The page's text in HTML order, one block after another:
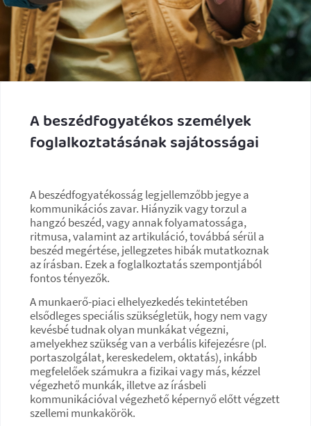
A beszédfogyatékos személyek
foglalkoztatásának sajátosságai
A beszédfogyatékosság legjellemzőbb jegye a
kommunikációs zavar. Hiányzik vagy torzul a
hangzó beszéd, vagy annak folyamatossága,
ritmusa, valamint az artikuláció, továbbá sérül a
beszéd megértése, jellegzetes hibák mutatkoznak
az írásban. Ezek a foglalkoztatás szempontjából
fontos tényezők.
A munkaerő-piaci elhelyezkedés tekintetében
elsődleges speciális szükségletük, hogy nem vagy
kevésbé tudnak olyan munkákat végezni,
amelyekhez szükség van a verbális kifejezésre (pl.
portaszolgálat, kereskedelem, oktatás), inkább
megfelelőek számukra a fizikai vagy más, kézzel
végezhető munkák, illetve az írásbeli
kommunikációval végezhető képernyő előtt végzett
szellemi munkakörök.